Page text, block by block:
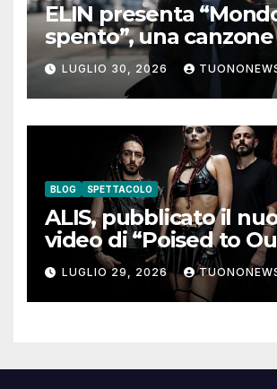
ELIN presenta
spento”, una
coraggio di lasciare
pensieri negativi
LUGLIO 30, 2026
BLOG SPETTACOLO
ALIS, pubblicato il
video di “Poised to
LUGLIO 29, 2026